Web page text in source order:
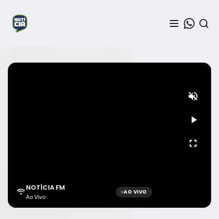
NOTÍCIA FM
Ao Vivo
AO VIVO